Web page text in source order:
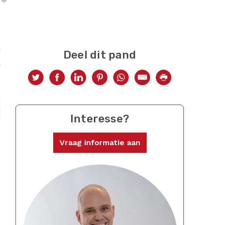
Deel dit pand
Interesse?
Vraag informatie aan